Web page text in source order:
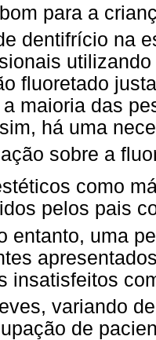
para a
dentifrício na
fluoretado
maioria das
há uma
sobre a
como
pelos pais
entanto, uma
insatisfeitos
variando
de